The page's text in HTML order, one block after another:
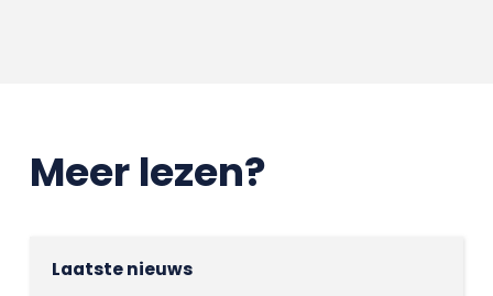
Meer lezen?
Laatste nieuws